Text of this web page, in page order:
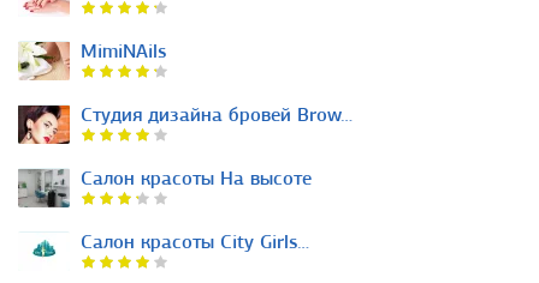
MimiNAils
Студия дизайна бровей Brow…
Салон красоты На высоте
Салон красоты City Girls…